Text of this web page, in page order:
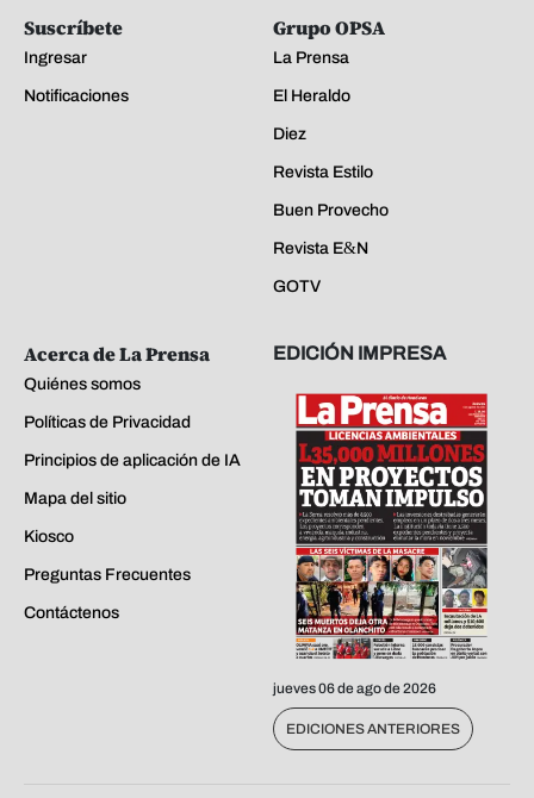
Suscríbete
Ingresar
Notificaciones
Grupo OPSA
La Prensa
El Heraldo
Diez
Revista Estilo
Buen Provecho
Revista E&N
GOTV
Acerca de La Prensa
Quiénes somos
Políticas de Privacidad
Principios de aplicación de IA
Mapa del sitio
Kiosco
Preguntas Frecuentes
Contáctenos
EDICIÓN IMPRESA
jueves 06 de ago de 2026
EDICIONES ANTERIORES